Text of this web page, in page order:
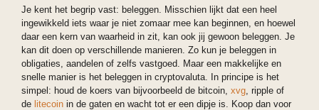
Je kent het begrip vast: beleggen. Misschien lijkt dat een heel
ingewikkeld iets waar je niet zomaar mee kan beginnen, en hoewel
daar een kern van waarheid in zit, kan ook jij gewoon beleggen. Je
kan dit doen op verschillende manieren. Zo kun je beleggen in
obligaties, aandelen of zelfs vastgoed. Maar een makkelijke en
snelle manier is het beleggen in cryptovaluta. In principe is het
simpel: houd de koers van bijvoorbeeld de bitcoin, xvg, ripple of
de litecoin in de gaten en wacht tot er een dipje is. Koop dan voor